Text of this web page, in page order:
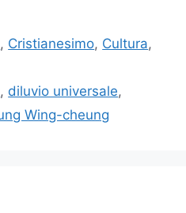
, Cristianesimo, Cultura,
, diluvio universale,
Wing-cheung